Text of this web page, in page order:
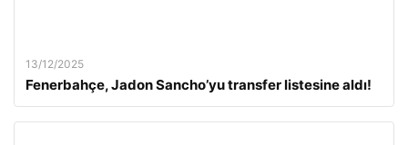
13/12/2025
Fenerbahçe, Jadon Sancho’yu transfer listesine aldı!